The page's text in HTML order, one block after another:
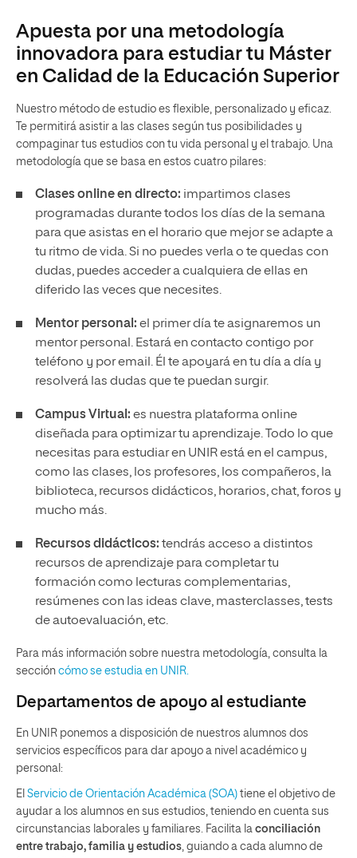
Apuesta por una metodología
innovadora para estudiar tu Máster
en Calidad de la Educación Superior
Nuestro método de estudio es flexible, personalizado y eficaz.
Te permitirá asistir a las clases según tus posibilidades y
compaginar tus estudios con tu vida personal y el trabajo. Una
metodología que se basa en estos cuatro pilares:
Clases online en directo: impartimos clases
programadas durante todos los días de la semana
para que asistas en el horario que mejor se adapte a
tu ritmo de vida. Si no puedes verla o te quedas con
dudas, puedes acceder a cualquiera de ellas en
diferido las veces que necesites.
Mentor personal: el primer día te asignaremos un
mentor personal. Estará en contacto contigo por
teléfono y por email. Él te apoyará en tu día a día y
resolverá las dudas que te puedan surgir.
Campus Virtual: es nuestra plataforma online
diseñada para optimizar tu aprendizaje. Todo lo que
necesitas para estudiar en UNIR está en el campus,
como las clases, los profesores, los compañeros, la
biblioteca, recursos didácticos, horarios, chat, foros y
mucho más.
Recursos didácticos: tendrás acceso a distintos
recursos de aprendizaje para completar tu
formación como lecturas complementarias,
resúmenes con las ideas clave, masterclasses, tests
de autoevaluación, etc.
Para más información sobre nuestra metodología, consulta la
sección cómo se estudia en UNIR.
Departamentos de apoyo al estudiante
En UNIR ponemos a disposición de nuestros alumnos dos
servicios específicos para dar apoyo a nivel académico y
personal:
El Servicio de Orientación Académica (SOA) tiene el objetivo de
ayudar a los alumnos en sus estudios, teniendo en cuenta sus
circunstancias laborales y familiares. Facilita la conciliación
entre trabajo, familia y estudios, guiando a cada alumno de